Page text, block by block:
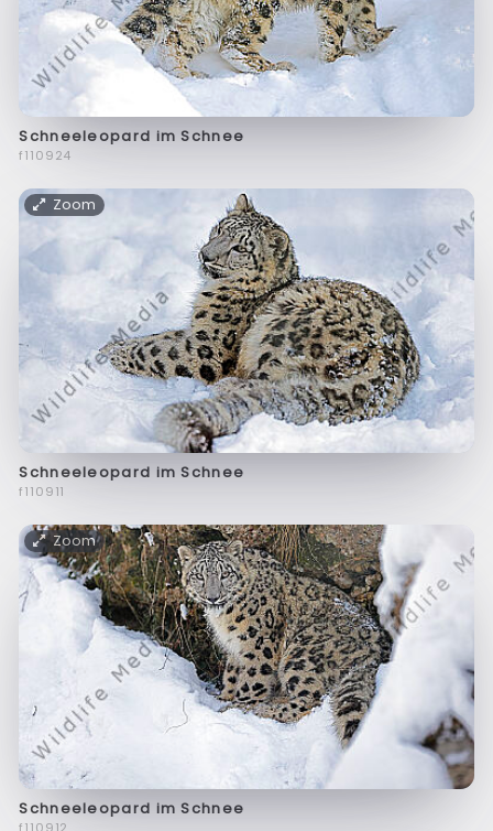
Schneeleopard im Schnee
f110924
Zoom
Schneeleopard im Schnee
f110911
Zoom
Schneeleopard im Schnee